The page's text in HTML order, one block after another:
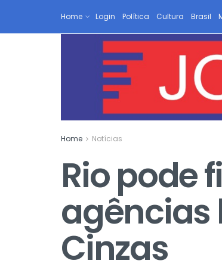
Home Login Política Cultura Brasil
Home Notícias
Rio pode
agências
Cinzas